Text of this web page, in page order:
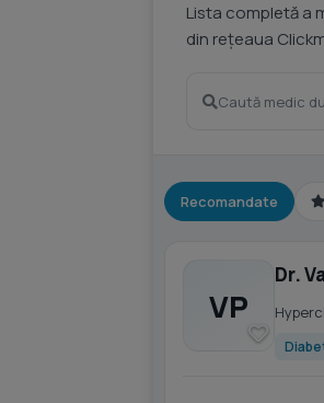
Lista completă a
din rețeaua
Recomandate
VP
Dr.